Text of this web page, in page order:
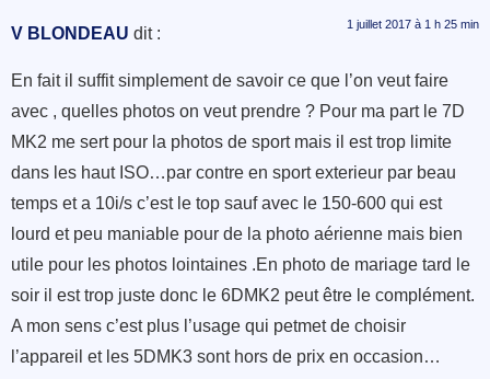
V BLONDEAU dit : 1 juillet 2017 à 1 h 25 min
En fait il suffit simplement de savoir ce que l’on veut faire
avec , quelles photos on veut prendre ? Pour ma part le 7D
MK2 me sert pour la photos de sport mais il est trop limite
dans les haut ISO…par contre en sport exterieur par beau
temps et a 10i/s c’est le top sauf avec le 150-600 qui est
lourd et peu maniable pour de la photo aérienne mais bien
utile pour les photos lointaines .En photo de mariage tard le
soir il est trop juste donc le 6DMK2 peut être le complément.
A mon sens c’est plus l’usage qui petmet de choisir
l’appareil et les 5DMK3 sont hors de prix en occasion…